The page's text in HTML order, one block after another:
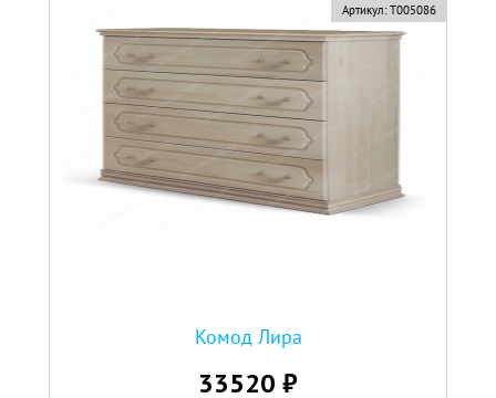
Артикул: Т005086
Комод Лира
33520 ₽